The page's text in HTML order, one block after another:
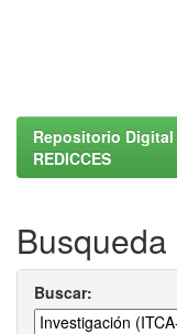
Repositorio
REDICCES
Busqueda
Buscar: